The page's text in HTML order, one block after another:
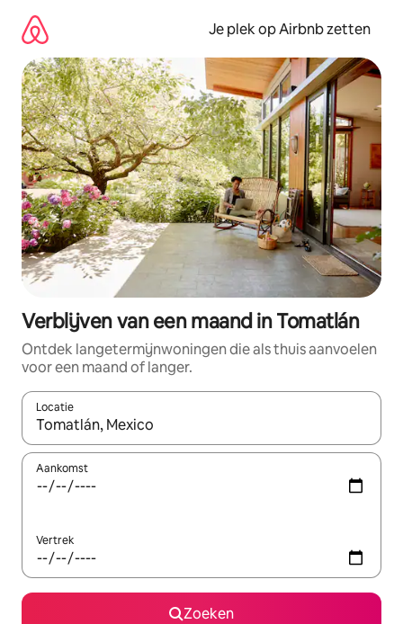
direct
naar
inhoud
Je plek op Airbnb zetten
Verblijven van een maand in Tomatlán
Ontdek langetermijnwoningen die als thuis aanvoelen
voor een maand of langer.
Locatie
Wanneer er resultaten beschikbaar zijn, maak je een keuze
Aankomst
Vertrek
Zoeken